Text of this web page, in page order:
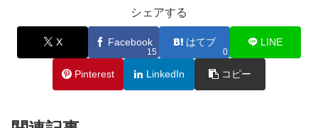
シェアする
X Facebook
15
はてブ
0
LINE
Pinterest LinkedIn コピー